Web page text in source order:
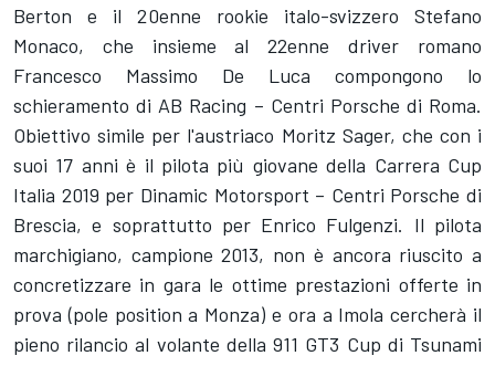
Berton e il 20enne rookie italo-svizzero Stefano
Monaco, che insieme al 22enne driver romano
Francesco Massimo De Luca compongono lo
schieramento di AB Racing – Centri Porsche di Roma.
Obiettivo simile per l'austriaco Moritz Sager, che con i
suoi 17 anni è il pilota più giovane della Carrera Cup
Italia 2019 per Dinamic Motorsport – Centri Porsche di
Brescia, e soprattutto per Enrico Fulgenzi. Il pilota
marchigiano, campione 2013, non è ancora riuscito a
concretizzare in gara le ottime prestazioni offerte in
prova (pole position a Monza) e ora a Imola cercherà il
pieno rilancio al volante della 911 GT3 Cup di Tsunami